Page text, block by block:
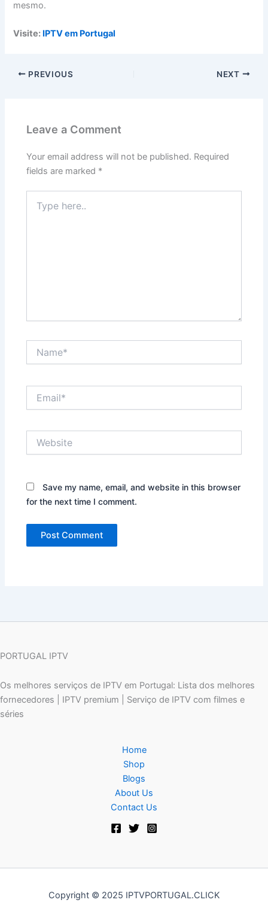
mesmo.
Visite: IPTV em Portugal
PREVIOUS NEXT
Leave a Comment
Your email address will not be published. Required
fields are marked *
here..
Save my name, email, and website in this browser
for the next time I comment.
PORTUGAL IPTV
Os melhores serviços de IPTV em Portugal: Lista dos melhores
fornecedores | IPTV premium | Serviço de IPTV com filmes e
séries
Home
Shop
Blogs
About Us
Contact Us
Copyright © 2025 IPTVPORTUGAL.CLICK